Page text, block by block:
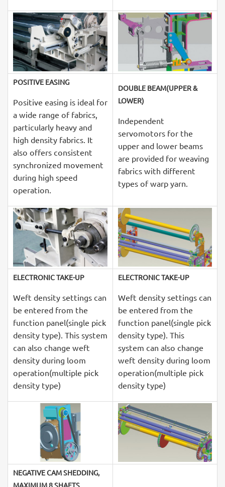
POSITIVE EASING
Positive easing is ideal for
a wide range of fabrics,
particularly heavy and
high density fabrics. It
also offers consistent
synchronized movement
during high speed
operation.
DOUBLE BEAM(UPPER &
LOWER)
Independent
servomotors for the
upper and lower beams
are provided for weaving
fabrics with different
types of warp yarn.
ELECTRONIC TAKE-UP
Weft density settings can
be entered from the
function panel(single pick
density type). This system
can also change weft
density during loom
operation(multiple pick
density type)
ELECTRONIC TAKE-UP
Weft density settings can
be entered from the
function panel(single pick
density type). This
system can also change
weft density during loom
operation(multiple pick
density type)
NEGATIVE CAM SHEDDING,
MAXIMUM 8 SHAFTS